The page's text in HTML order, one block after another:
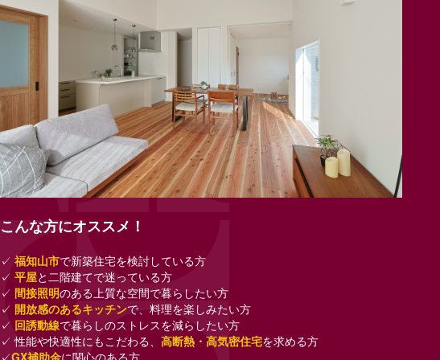
こんな方にオススメ！
✓ 福知山市で新築住宅を検討している方
✓ 平屋と二階建てで迷っている方
✓ 間接照明のある上質な空間で暮らしたい方
✓ 開放感のあるキッチンで、料理を楽しみたい方
✓ 回誘動線で暮らしのストレスを減らしたい方
✓ 性能や快適性にもこだわる、 高断熱・高気密住宅を求める方
✓GX補助金に関心のある方